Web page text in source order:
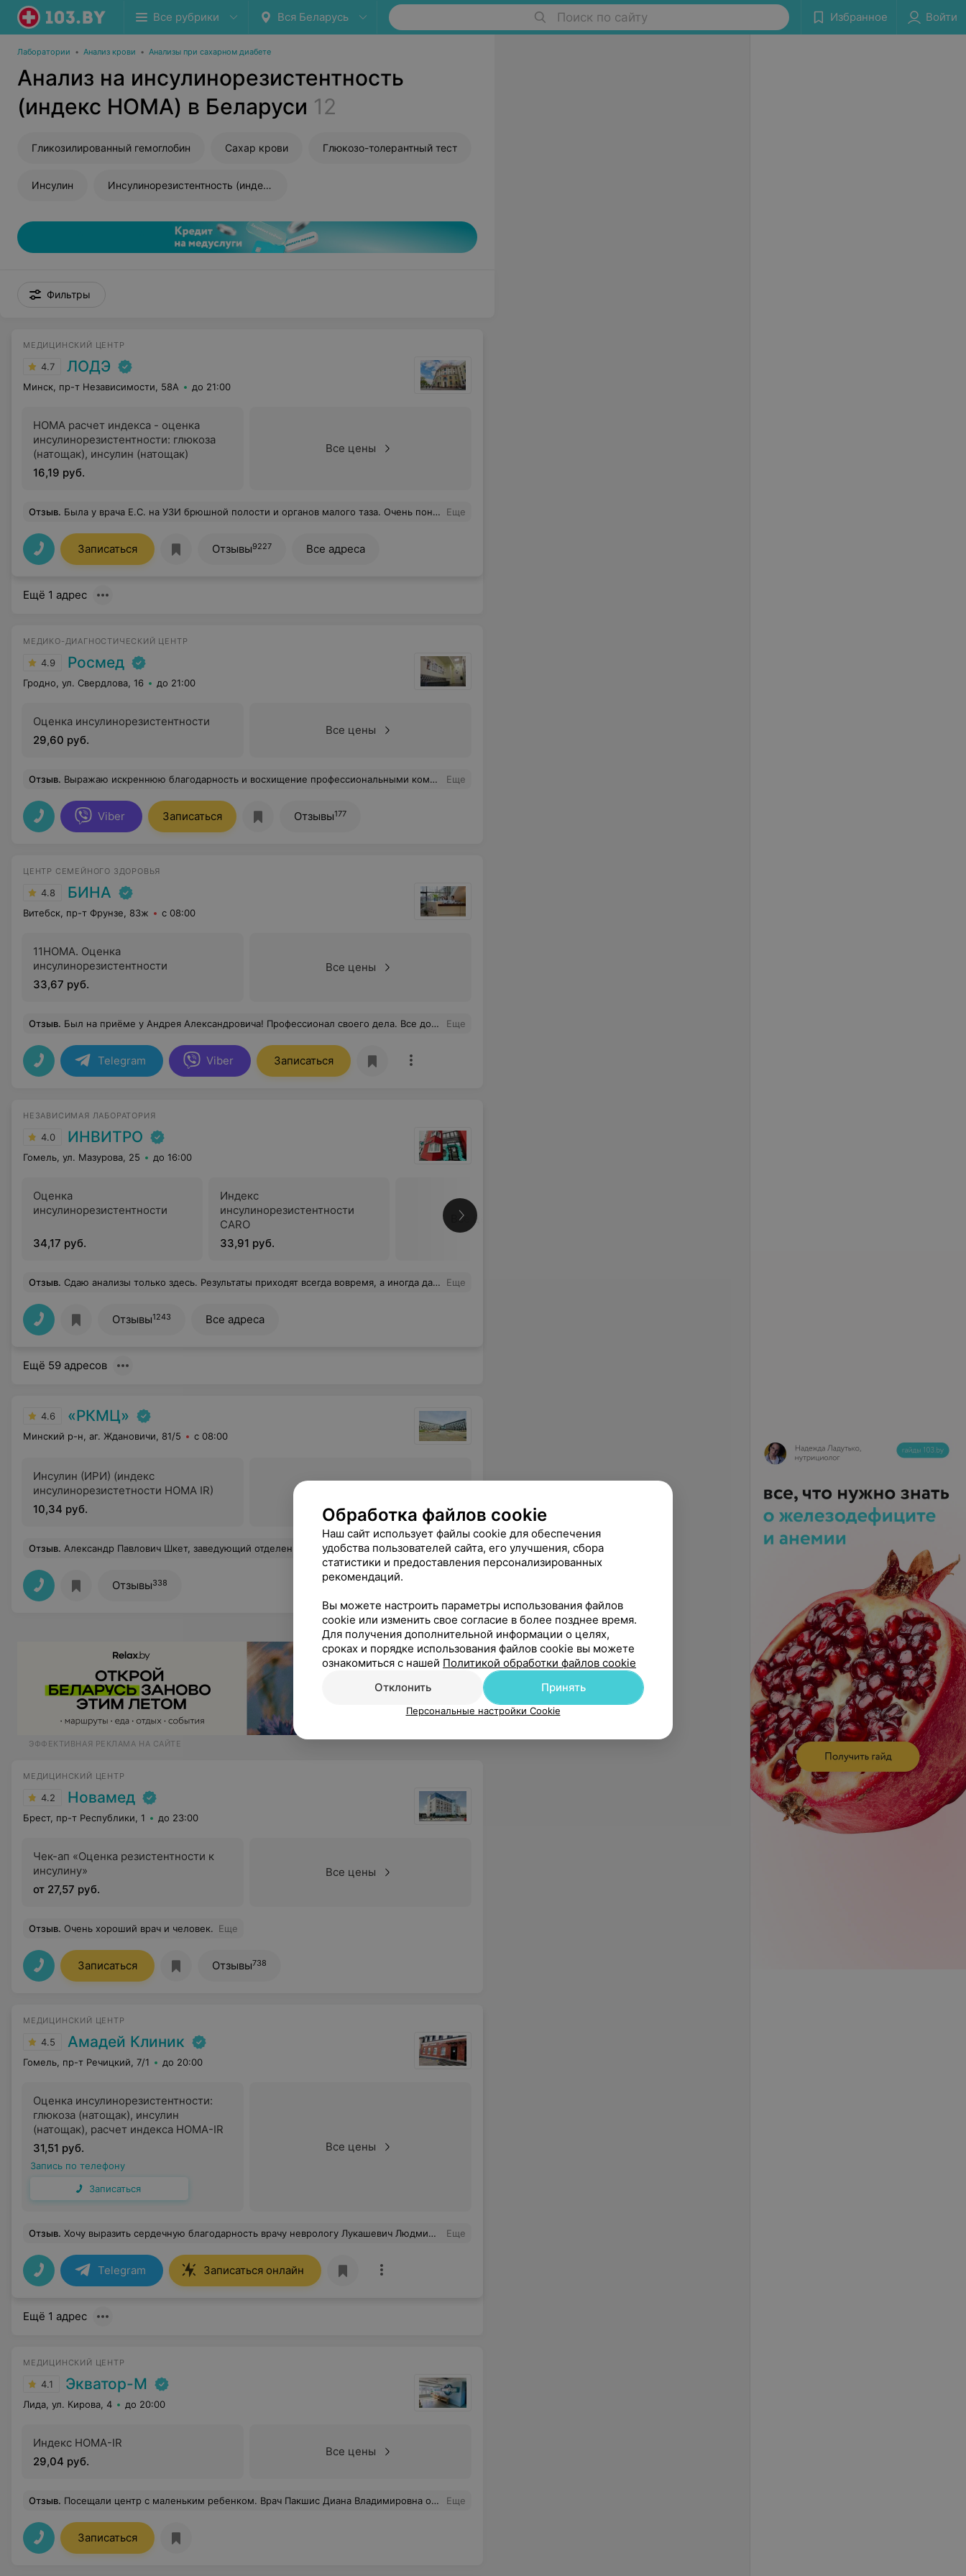
Все рубрики Вся Беларусь Поиск по сайту Избранное Войти
Лаборатории • Анализ крови • Анализы при сахарном диабете
Анализ на инсулинорезистентность
(индекс HOMA) в Беларуси 12
Гликозилированный гемоглобин Сахар крови Глюкозо-толерантный тест
Инсулин Инсулинорезистентность (индекс HOMA)
Фильтры
МЕДИЦИНСКИЙ ЦЕНТР
4.7 ЛОДЭ
Минск, пр-т Независимости, 58А до 21:00
HOMA расчет индекса - оценка
инсулинорезистентности: глюкоза
(натощак), инсулин (натощак)
16,19 руб.
Все цены
Отзыв. Была у врача Е.С. на УЗИ брюшной полости и органов малого таза. Очень понравилось. Врач всё объяснила, показала и очень была внимательна. Спасибо большое и медсестре. Еще
Записаться Отзывы9227 Все адреса
Ещё 1 адрес
МЕДИКО-ДИАГНОСТИЧЕСКИЙ ЦЕНТР
4.9 Росмед
Гродно, ул. Свердлова, 16 до 21:00
Оценка инсулинорезистентности
29,60 руб.
Все цены
Отзыв. Выражаю искреннюю благодарность и восхищение профессиональными компетентностями и человеческими качествами ведущего специалиста медицинского центра Янушко Татьяне Владимировне, врачу акушеру-гинекологу, доценту кафедры акушерства и гинекологии. Трехлетнее комплексное сопровождение специалистов центра позволило мне стать мамой очаровательной доченьки. Собираюсь долго оставаться вашей пациенткой. Рекомендую услуги центра своим друзьям и близким. Желаю Татьяне Владимировне и другим работниками "Инвиро" здоровья, успехов, личного благополучия, центру - процветания. К моим чувствам и пожеланиям присоединяются все члены моей семьи. С теплом, ваша пациентка и счастливая мама Александра Горошко и ее семья. Еще
Viber Записаться Отзывы177
ЦЕНТР СЕМЕЙНОГО ЗДОРОВЬЯ
4.8 БИНА
Витебск, пр-т Фрунзе, 83ж с 08:00
11HOMА. Оценка
инсулинорезистентности
33,67 руб.
Все цены
Отзыв. Был на приёме у Андрея Александровича! Профессионал своего дела. Все доходчиво разъяснил по моему заболеванию. Назначил необходимые процедуры и лечение. Ответил на все мои вопросы, на которые врач моей поликлиники не смог. Огромное спасибо Андрею Александровичу и медцентру Бина! Еще
Telegram Viber Записаться
НЕЗАВИСИМАЯ ЛАБОРАТОРИЯ
4.0 ИНВИТРО
Гомель, ул. Мазурова, 25 до 16:00
Оценка
инсулинорезистентности
34,17 руб.
Индекс
инсулинорезистентности
CARO
33,91 руб.
Все цены
Отзыв. Сдаю анализы только здесь. Результаты приходят всегда вовремя, а иногда даже раньше, чем предупреждает администратор центра. Взятие крови проходит всегда безболезненно. Спасибо!!! Еще
Отзывы1243 Все адреса
Ещё 59 адресов
4.6 «РКМЦ»
Минский р-н, аг. Ждановичи, 81/5 с 08:00
Инсулин (ИРИ) (индекс
инсулинорезистетности НОМА IR)
10,34 руб.
Отзыв. Александр Павлович Шкет, заведующий отделением операционной кардиохирургии, является ангелом-хранителем нашей семьи. Дважды оперировал моего супруга (расслоение восходящего 2005 г., нисходящего отдела аорты 2014 г.). 29 ноября 2019 года сыну успешно проведена плановая операция Дэвида (протезирование корня аорты), считающаяся примером высокого кардиохирургического мастерства. Огромное спасибо Вам за отзывчивость, за профессионализм, за то, что делаете практически невозможное. Долгих лет жизни Вам Александр Павлович, и успехов в карьере. С уважением, семья Мажоровых! Еще
Отзывы338
ЭФФЕКТИВНАЯ РЕКЛАМА НА САЙТЕ
МЕДИЦИНСКИЙ ЦЕНТР
4.2 Новамед
Брест, пр-т Республики, 1 до 23:00
Чек-ап «Оценка резистентности к
инсулину»
от 27,57 руб.
Все цены
Отзыв. Очень хороший врач и человек. Еще
Записаться Отзывы738
МЕДИЦИНСКИЙ ЦЕНТР
4.5 Амадей Клиник
Гомель, пр-т Речицкий, 7/1 до 20:00
Оценка инсулинорезистентности:
глюкоза (натощак), инсулин
(натощак), расчет индекса HOMA-IR
31,51 руб.
Запись по телефону
Записаться
Все цены
Отзыв. Хочу выразить сердечную благодарность врачу неврологу Лукашевич Людмиле Владимировне. Спасибо большое за Ваше неравнодушие, за чуткий подход, за внимательное отношение к пациентам. Людмила Владимировна исключительный врач, высококвалифицированный специалист своего дела с многолетним опытом, не только назначит , но и окажет нужное лечение даже в тяжёлых случаях. Свое здоровье доверяю только ей. Еще
Telegram Записаться онлайн
Ещё 1 адрес
МЕДИЦИНСКИЙ ЦЕНТР
4.1 Экватор-М
Лида, ул. Кирова, 4 до 20:00
Индекс HOMA-IR
29,04 руб.
Все цены
Отзыв. Посещали центр с маленьким ребенком. Врач Пакшис Диана Владимировна опытный специалист, компетентная , внимательно нас осмотрела и дала рекомендации по дальнейшему лечению. Еще
Записаться
Обработка файлов cookie
Наш сайт использует файлы cookie для обеспечения
удобства пользователей сайта, его улучшения, сбора
статистики и предоставления персонализированных
рекомендаций.
Вы можете настроить параметры использования файлов
cookie или изменить свое согласие в более позднее время.
Для получения дополнительной информации о целях,
сроках и порядке использования файлов cookie вы можете
ознакомиться с нашей Политикой обработки файлов cookie
Отклонить
Принять
Персональные настройки Cookie